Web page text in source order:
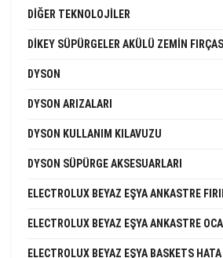
DIĞER TEKNOLOJILER
DIKEY SÜPÜRGELER AKÜLÜ ZEMIN
DYSON
DYSON ARIZALARI
DYSON KULLANIM KILAVUZU
DYSON SÜPÜRGE AKSESUARLARI
ELECTROLUX BEYAZ EŞYA ANKASTRE
ELECTROLUX BEYAZ EŞYA ANKASTRE
ELECTROLUX BEYAZ EŞYA BASKETS